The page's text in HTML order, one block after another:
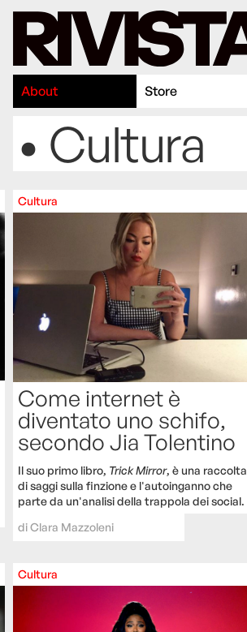
About Store
• Cultura
Cultura
Come internet è
diventato uno schifo,
secondo Jia Tolentino
Il suo primo libro, Trick Mirror, è una raccolta
di saggi sulla finzione e l'autoinganno che
parte da un'analisi della trappola dei social.
diClara Mazzoleni
Cultura